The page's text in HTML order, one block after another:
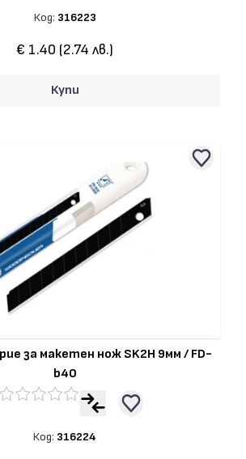
Код: 316223
€ 1.40 (2.74 лв.)
Купи
за макетен нож SK2H 9мм / FD-
b40
Код: 316224